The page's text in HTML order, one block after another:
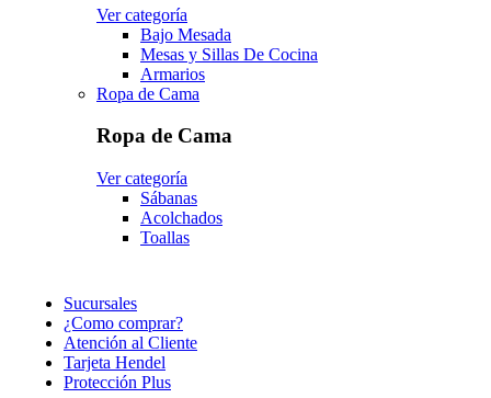
Ver categoría
Bajo Mesada
Mesas y Sillas De Cocina
Armarios
Ropa de Cama
Ropa de Cama
Ver categoría
Sábanas
Acolchados
Toallas
Sucursales
¿Como comprar?
Atención al Cliente
Tarjeta Hendel
Protección Plus